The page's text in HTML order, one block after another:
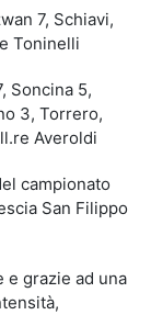
7, Schiavi,
Toninelli
Soncina 5,
3, Torrero,
Averoldi
campionato
San Filippo
e grazie ad una